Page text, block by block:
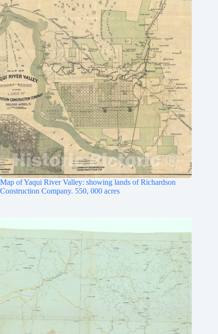
Map of Yaqui River Valley: showing lands of Richardson
Construction Company. 550, 000 acres